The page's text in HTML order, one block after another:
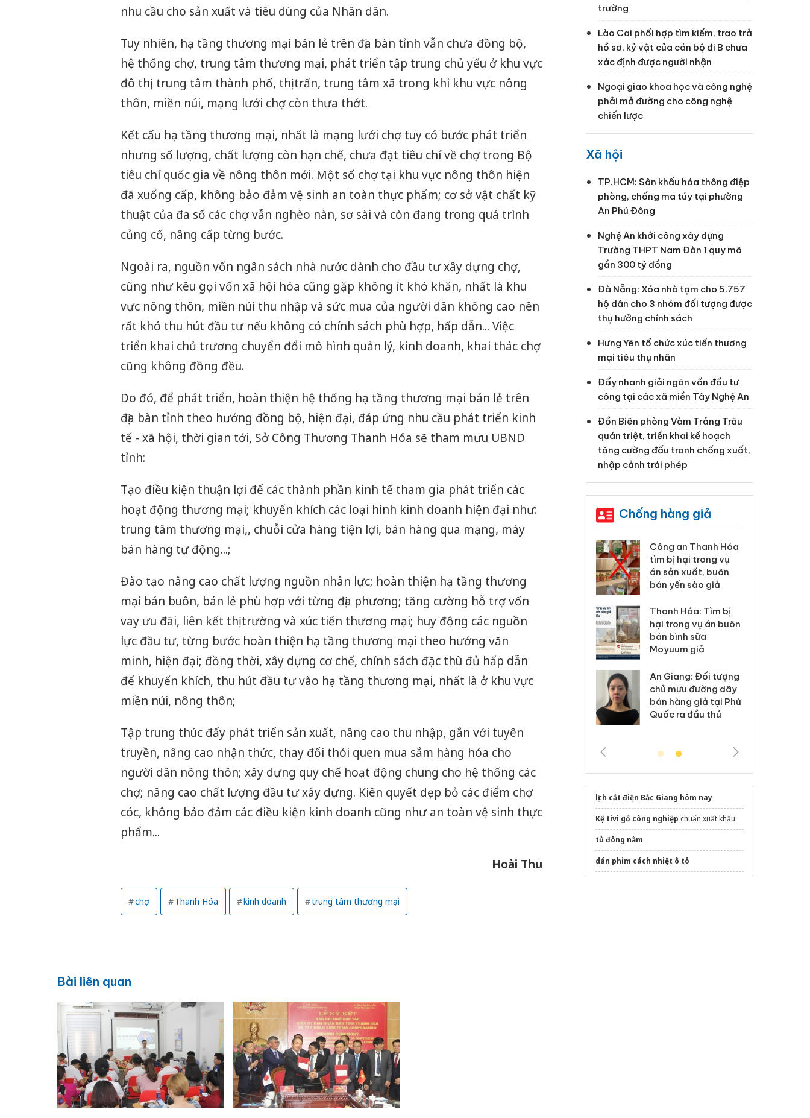
nhu cầu cho sản xuất và tiêu dùng của Nhân dân.
Tuy nhiên, hạ tầng thương mại bán lẻ trên địa bàn tỉnh vẫn chưa đồng bộ,
hệ thống chợ, trung tâm thương mại, phát triển tập trung chủ yếu ở khu vực
đô thị, trung tâm thành phố, thị trấn, trung tâm xã trong khi khu vực nông
thôn, miền núi, mạng lưới chợ còn thưa thớt.
Kết cấu hạ tầng thương mại, nhất là mạng lưới chợ tuy có bước phát triển
nhưng số lượng, chất lượng còn hạn chế, chưa đạt tiêu chí về chợ trong Bộ
tiêu chí quốc gia về nông thôn mới. Một số chợ tại khu vực nông thôn hiện
đã xuống cấp, không bảo đảm vệ sinh an toàn thực phẩm; cơ sở vật chất kỹ
thuật của đa số các chợ vẫn nghèo nàn, sơ sài và còn đang trong quá trình
củng cố, nâng cấp từng bước.
Ngoài ra, nguồn vốn ngân sách nhà nước dành cho đầu tư xây dựng chợ,
cũng như kêu gọi vốn xã hội hóa cũng gặp không ít khó khăn, nhất là khu
vực nông thôn, miền núi thu nhập và sức mua của người dân không cao nên
rất khó thu hút đầu tư nếu không có chính sách phù hợp, hấp dẫn... Việc
triển khai chủ trương chuyển đổi mô hình quản lý, kinh doanh, khai thác chợ
cũng không đồng đều.
Do đó, để phát triển, hoàn thiện hệ thống hạ tầng thương mại bán lẻ trên
địa bàn tỉnh theo hướng đồng bộ, hiện đại, đáp ứng nhu cầu phát triển kinh
tế - xã hội, thời gian tới, Sở Công Thương Thanh Hóa sẽ tham mưu UBND
tỉnh:
Tạo điều kiện thuận lợi để các thành phần kinh tế tham gia phát triển các
hoạt động thương mại; khuyến khích các loại hình kinh doanh hiện đại như:
trung tâm thương mại,, chuỗi cửa hàng tiện lợi, bán hàng qua mạng, máy
bán hàng tự động...;
Đào tạo nâng cao chất lượng nguồn nhân lực; hoàn thiện hạ tầng thương
mại bán buôn, bán lẻ phù hợp với từng địa phương; tăng cường hỗ trợ vốn
vay ưu đãi, liên kết thị trường và xúc tiến thương mại; huy động các nguồn
lực đầu tư, từng bước hoàn thiện hạ tầng thương mại theo hướng văn
minh, hiện đại; đồng thời, xây dựng cơ chế, chính sách đặc thù đủ hấp dẫn
để khuyến khích, thu hút đầu tư vào hạ tầng thương mại, nhất là ở khu vực
miền núi, nông thôn;
Tập trung thúc đẩy phát triển sản xuất, nâng cao thu nhập, gắn với tuyên
truyền, nâng cao nhận thức, thay đổi thói quen mua sắm hàng hóa cho
người dân nông thôn; xây dựng quy chế hoạt động chung cho hệ thống các
chợ; nâng cao chất lượng đầu tư xây dựng. Kiên quyết dẹp bỏ các điểm chợ
cóc, không bảo đảm các điều kiện kinh doanh cũng như an toàn vệ sinh thực
phẩm...
Hoài Thu
chợ Thanh Hóa kinh doanh trung tâm thương mại
Bài liên quan
trường
Lào Cai phối hợp tìm kiếm, trao trả
hồ sơ, kỷ vật của cán bộ đi B chưa
xác định được người nhận
Ngoại giao khoa học và công nghệ
phải mở đường cho công nghệ
chiến lược
Xã hội
TP.HCM: Sân khấu hóa thông điệp
phòng, chống ma túy tại phường
An Phú Đông
Nghệ An khởi công xây dựng
Trường THPT Nam Đàn 1 quy mô
gần 300 tỷ đồng
Đà Nẵng: Xóa nhà tạm cho 5.757
hộ dân cho 3 nhóm đối tượng được
thụ hưởng chính sách
Hưng Yên tổ chức xúc tiến thương
mại tiêu thụ nhãn
Đẩy nhanh giải ngân vốn đầu tư
công tại các xã miền Tây Nghệ An
Đồn Biên phòng Vàm Trảng Trâu
quán triệt, triển khai kế hoạch
tăng cường đấu tranh chống xuất,
nhập cảnh trái phép
Chống hàng giả
bán yến sào giả
hại trong vụ án buôn
bán bình sữa
An Giang: Đối tượng
chủ mưu đường dây
Lào Cai xử lý 83 vụ vi
phạm thương mại
trong tháng 7
Hưng Yên: Xử lý 6 hộ
kinh doanh bán hàng
giả mạo nhãn hiệu
Adidas, Nike
Cà Mau: Tiêu hủy
công khai hàng ngàn
sản phẩm nhập lậu,
bảo vệ môi trường
lịch cắt điện Bắc Giang hôm nay
Kệ tivi gỗ công nghiệp chuẩn xuất khẩu
tủ đông nằm
dán phim cách nhiệt ô tô